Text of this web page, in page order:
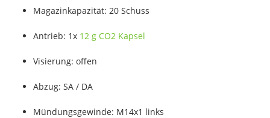
Magazinkapazität: 20 Schuss
Antrieb: 1x 12 g CO2 Kapsel
Visierung: offen
Abzug: SA / DA
Mündungsgewinde: M14x1 links